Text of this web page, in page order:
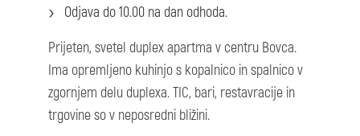
Odjava do 10.00 na dan odhoda.
Prijeten, svetel duplex apartma v centru Bovca.
Ima opremljeno kuhinjo s kopalnico in spalnico v
zgornjem delu duplexa. TIC, bari, restavracije in
trgovine so v neposredni bližini.